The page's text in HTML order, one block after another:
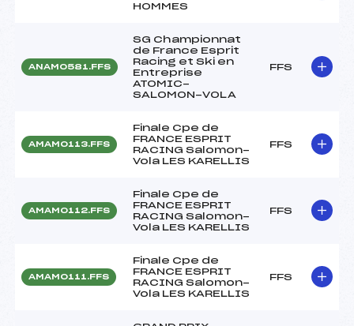
HOMMES
ANAM0581.FFS
SG Championnat
de France Esprit
Racing et Ski en
Entreprise
ATOMIC-
SALOMON-VOLA
FFS
AMAM0113.FFS
Finale Cpe de
FRANCE ESPRIT
RACING Salomon-
Vola LES KARELLIS
FFS
AMAM0112.FFS
Finale Cpe de
FRANCE ESPRIT
RACING Salomon-
Vola LES KARELLIS
FFS
AMAM0111.FFS
Finale Cpe de
FRANCE ESPRIT
RACING Salomon-
Vola LES KARELLIS
FFS